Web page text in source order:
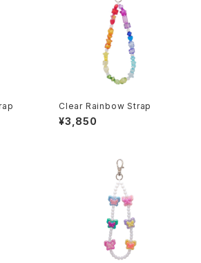
Clear Rainbow Strap
¥3,850